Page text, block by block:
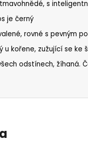
s
je černý
rovné s pevným
u kořene, zužující se ke
odstínech, žíhaná.